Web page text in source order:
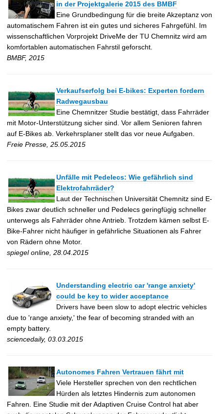
in der Projektgalerie 2015 des BMBF
Eine Grundbedingung für die breite Akzeptanz von
automatischem Fahren ist ein gutes und sicheres Fahrgefühl. Im
wissenschaftlichen Vorprojekt DriveMe der TU Chemnitz wird am
komfortablen automatischen Fahrstil geforscht.
BMBF, 2015
Verkaufserfolg bei E-bikes: Experten fordern
Radwegausbau
Eine Chemnitzer Studie bestätigt, dass Fahrräder
mit Motor-Unterstützung sicher sind. Vor allem Senioren fahren
auf E-Bikes ab. Verkehrsplaner stellt das vor neue Aufgaben.
Freie Presse, 25.05.2015
Unfälle mit Pedelecs: Wie gefährlich sind
Elektrofahrräder?
Laut der Technischen Universität Chemnitz sind E-
Bikes zwar deutlich schneller und Pedelecs geringfügig schneller
unterwegs als Fahrräder ohne Antrieb. Trotzdem kämen selbst E-
Bike-Fahrer nicht häufiger in gefährliche Situationen als Fahrer
von Rädern ohne Motor.
spiegel online, 28.04.2015
Understanding electric car 'range anxiety'
could be key to wider acceptance
Drivers have been slow to adopt electric vehicles
due to 'range anxiety,' the fear of becoming stranded with an
empty battery.
sciencedaily, 03.03.2015
Autonomes Fahren Vertrauen fährt mit
Viele Hersteller sprechen von den rechtlichen
Hürden als letztes Hindernis zum autonomen
Fahren. Eine Studie mit der Adaptiven Cruise Control hat aber